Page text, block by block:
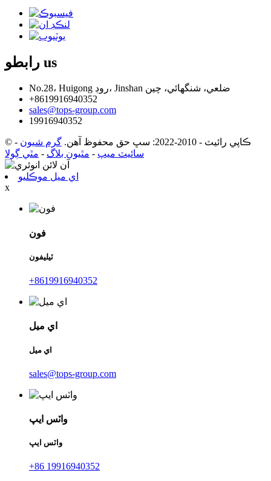
رابطو us
No.28، Huigong روڊ، Jinshan ضلعي، شنگھائي، چين
+8619916940352
sales@tops-group.com
19916940352
© ڪاپي رائيٽ - 2010-2022: سڀ حق محفوظ آهن. گرم شيون -
سائيٽ ميپ - مٿيون بلاگ - مٿي ڳولا
اي ميل موڪليو
x
فون
ٽيليفون
+8619916940352
اي ميل
اي ميل
sales@tops-group.com
واٽس ايپ
واٽس ايپ
+86 19916940352